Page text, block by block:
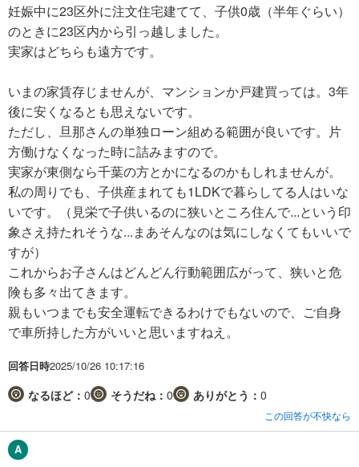
妊娠中に23区外に注文住宅建てて、子供0歳（半年ぐらい）
のときに23区内から引っ越しました。
実家はどちらも遠方です。
いまの家賃存じませんが、マンションか戸建買っては。3年
後に安くなるとも思えないです。
ただし、旦那さんの単独ローン組める範囲が良いです。片
方働けなくなった時に詰みますので。
実家が東側なら千葉の方とかになるのかもしれませんが。
私の周りでも、子供産まれても1LDKで暮らしてる人はいな
いです。（見栄で子供いるのに狭いところ住んで...という印
象さえ持たれそうな...まあそんなのは気にしなくてもいいで
すが）
これからお子さんはどんどん行動範囲広がって、狭いと危
険も多々出てきます。
親もいつまでも安全運転できるわけでもないので、ご自身
で車所持した方がいいと思いますねえ。
回答日時2025/10/26 10:17:16
なるほど： 0 そうだね： 0 ありがとう： 0
この回答が不快なら